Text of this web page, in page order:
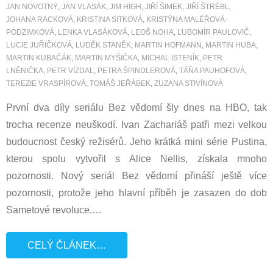
JAN NOVOTNÝ, JAN VLASÁK, JIM HIGH , JIŘÍ ŠIMEK, JIŘÍ ŠTRÉBL,
JOHANA RACKOVÁ, KRISTINA SITKOVÁ, KRISTÝNA MALÉŘOVÁ-
PODZIMKOVÁ, LENKA VLASÁKOVÁ, LEOŠ NOHA, ĽUBOMÍR PAULOVIČ,
LUCIE JUŘIČKOVÁ, LUDĚK STANĚK, MARTIN HOFMANN , MARTIN HUBA,
MARTIN KUBAČÁK, MARTIN MYŠIČKA, MICHAL ISTENÍK, PETR
LNĚNIČKA, PETR VÍZDAL, PETRA ŠPINDLEROVÁ, TÁŇA PAUHOFOVÁ,
TEREZIE VRASPÍROVÁ, TOMÁŠ JEŘÁBEK, ZUZANA STIVÍNOVÁ
První dva díly seriálu Bez vědomí šly dnes na HBO, tak
trocha recenze neuškodí. Ivan Zachariáš patři mezi velkou
budoucnost český režisérů. Jeho krátká mini série Pustina,
kterou spolu vytvořil s Alice Nellis, získala mnoho
pozornosti. Nový seriál Bez vědomí přináší ještě více
pozornosti, protože jeho hlavní příběh je zasazen do dob
Sametové revoluce.…
CELÝ ČLÁNEK…